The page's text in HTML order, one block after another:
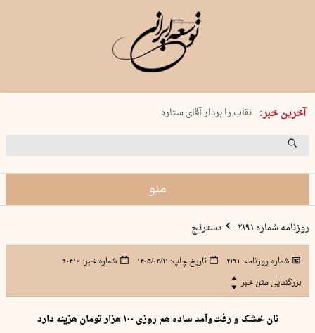
آخرین خبر:
پنجشنبه 15 مرداد 1405 شماره 2243
نقاب را بردار آقای ستاره
منو
روزنامه شماره ۲۱۹۱ دسترنج
شماره روزنامه: ۲۱۹۱ تاریخ چاپ: ۱۴۰۵/۰۳/۱۱ شماره خبر:۹۰۴۱۶
بزرگنمایی متن خبر
نان خشک و رفت‌وآمد ساده هم روزی ۱۰۰ هزار تومان هزینه دارد